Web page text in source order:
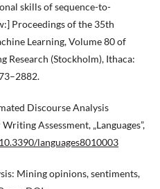
skills of sequence-to-
Proceedings of the 35th
Learning, Volume 80 of
Research (Stockholm), Ithaca:
Discourse Analysis
Assessment, „Languages”,
languages8010003
Mining opinions, sentiments,